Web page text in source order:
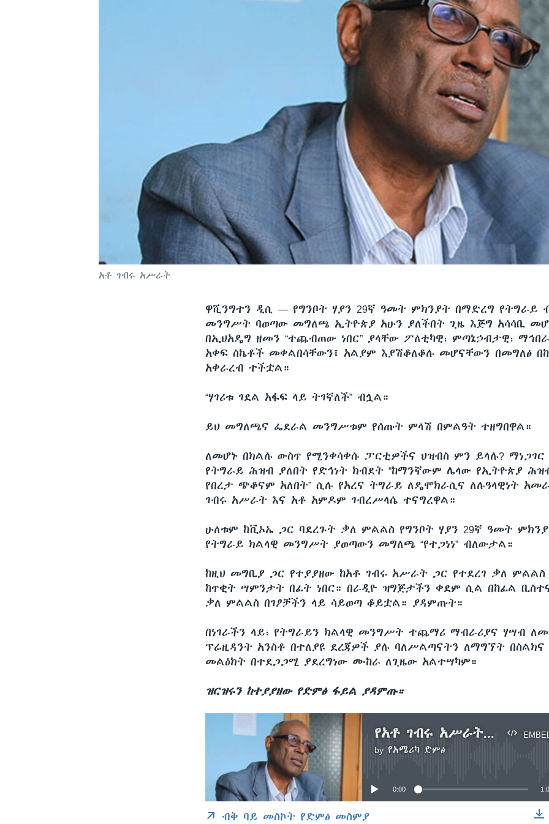
አቶ ገብሩ አሥራት
ዋሺንግተን ዲሲ — የግንቦት ሃያን 29ኛ ዓመት ምክንያት በማድረግ የትግራይ
መንግሥት ባወጣው መግለጫ ኢትዮጵያ አሁን ያለችበት ጊዜ እጅግ አሳሳቢ
በኢህአዴግ ዘመን “ተጨብጠው ነበር” ያላቸው ፖለቲካዊ፣ ምጣኔኃብታዊ፣
አቀፍ ስኬቶች መቀልበሳቸውን፤ አልያም እያሽቆለቆሉ መሆናቸውን በመግለፅ
አቀራረብ ተችቷል።
“ሃገሪቱ ገደል አፋፍ ላይ ትገኛለች” ብሏል።
ይህ መግለጫና ፌደራል መንግሥቱም የሰጡት ምላሽ በምልዓት ተዘግበዋል።
ለመሆኑ በክልሉ ውስጥ የሚንቀሳቀሱ ፓርቲዎችና ህዝብስ ምን ይላሉ? ማነጋገር
የትግራይ ሕዝብ ያለበት የድኅነት ክብደት “ከማንኛውም ሌላው የኢትዮጵያ ሕዝብ
የበረታ ጭቆናም አለበት” ሲሉ የአረና ትግራይ ለዴሞክራሲና ለሉዓላዊነት
ገብሩ አሥራት እና አቶ አምዶም ገብረሥላሴ ተናግረዋል።
ሁለቱም ከቪኦኤ ጋር ባደረጉት ቃለ ምልልስ የግንቦት ሃያን 29ኛ ዓመት
የትግራይ ክልላዊ መንግሥት ያወጣውን መግለጫ “የተጋነነ” ብለውታል።
ከዚህ መግቢያ ጋር የተያያዘው ከአቶ ገብሩ አሥራት ጋር የተደረገ ቃለ ምልልስ
ከጥቂት ሣምንታት በፊት ነበር። በራዲዮ ዝግጅታችን ቀደም ሲል በከፊል
ቃለ ምልልስ በገፆቻችን ላይ ሳይወጣ ቆይቷል። ያዳምጡት።
በነገራችን ላይ፣ የትግራይን ክልላዊ መንግሥት ተጨማሪ ማብራሪያና ሃሣብ
ፕሬዚዳንት አንስቶ በተለያዩ ደረጃዎች ያሉ ባለሥልጣናትን ለማግኘት በስልክና
መልዕክት በተደጋጋሚ ያደረግነው ሙከራ ለጊዜው አልተሣካም።
ዝርዝሩን ከተያያዘው የድምፅ ፋይል ያዳምጡ።
የአቶ ገብሩ አሥራት የኢትዮጵያ ግምገማ
by የአሜሪካ ድምፅ
No media source currently available
0:00
ብቅ ባይ መስኮት የድምፅ መስምያ